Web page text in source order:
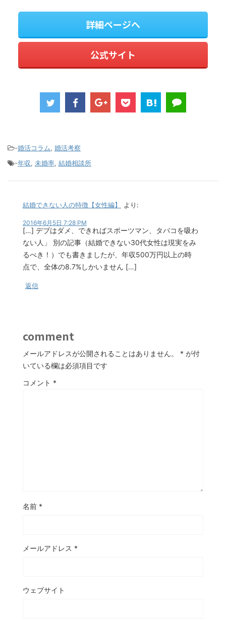
詳細ページへ
公式サイト
-婚活コラム, 婚活考察
-年収, 未婚率, 結婚相談所
結婚できない人の特徴【女性編】 より:
2016年6月5日 7:28 PM
[…] デブはダメ、できればスポーツマン、タバコを吸わ
ない人」 別の記事（結婚できない30代女性は現実をみ
るべき！）でも書きましたが、年収500万円以上の時
点で、全体の8.7%しかいません […]
返信
comment
メールアドレスが公開されることはありません。 * が付
いている欄は必須項目です
コメント *
名前 *
メールアドレス *
ウェブサイト